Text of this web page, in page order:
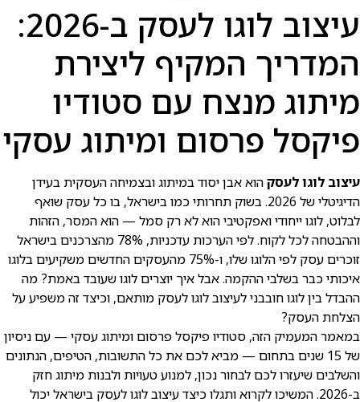
עיצוב לוגו לעסק ב-2026:
המדריך המקיף ליצירת
מיתוג מנצח עם סטודיו
פיקסל פרסום ומיתוג עסקי
עיצוב לוגו לעסקהוא אבן יסוד במיתוג ובצמיחה העסקית בעידן
הדיגיטלי של 2026. בשוק תחרותי כמו בישראל, בו כל עסק שואף
לבלוט, לוגו ייחודי ואפקטיבי הוא לא רק סמל — הוא המסר, הזהות
וההבטחה לכל לקוח. לפי הערכות עדכניות, 78% מהצרכנים בישראל
זוכרים עסק לפי הלוגו שלו, ו-75% מהעסקים החדשים משקיעים בלוגו
איכותי כבר בשלבי ההקמה. אבל איך יוצרים לוגו שעובד באמת? מה
ההבדל בין לוגו חובבני לעיצוב לוגו לעסק מותאם, וכיצד זה משפיע על
הצלחת העסק?
במאמר המעמיק הזה, סטודיו פיקסל פרסום ומיתוג עסקי — עם ניסיון
של 15 שנים בתחום — מביא לכם את כל התשובות, הטיפים, הנתונים
והשלבים שיעזרו לכם לבחור נכון, למנוע טעויות ולבנות מיתוג חזק
ב-2026. המשיכו לקרוא ותגלו כיצד עיצוב לוגו לעסק בישראל יכול